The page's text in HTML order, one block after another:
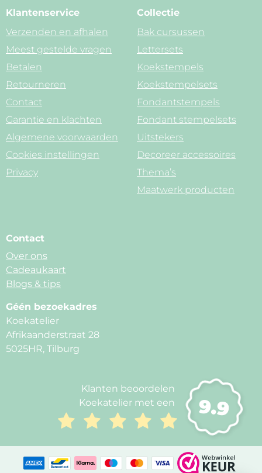
Klantenservice
Verzenden en afhalen
Meest gestelde vragen
Betalen
Retourneren
Contact
Garantie en klachten
Algemene voorwaarden
Cookies instellingen
Privacy
Collectie
Bak cursussen
Lettersets
Koekstempels
Koekstempelsets
Fondantstempels
Fondant stempelsets
Uitstekers
Decoreer accessoires
Thema’s
Maatwerk producten
Contact
Over ons
Cadeaukaart
Blogs & tips
Géén bezoekadres
Koekatelier
Afrikaanderstraat 28
5025HR, Tilburg
Klanten beoordelen
Koekatelier met een
9.9